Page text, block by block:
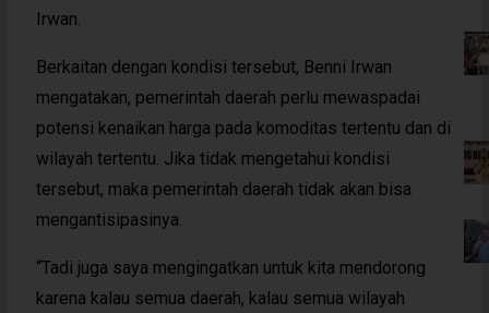
Irwan.
Berkaitan dengan kondisi tersebut, Benni Irwan
mengatakan, pemerintah daerah perlu mewaspadai
potensi kenaikan harga pada komoditas tertentu dan di
wilayah tertentu. Jika tidak mengetahui kondisi
tersebut, maka pemerintah daerah tidak akan bisa
mengantisipasinya.
“Tadi juga saya mengingatkan untuk kita mendorong
karena kalau semua daerah, kalau semua wilayah